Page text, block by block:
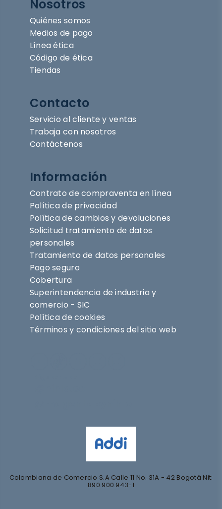
Nosotros
Quiénes somos
Medios de pago
Línea ética
Código de ética
Tiendas
Contacto
Servicio al cliente y ventas
Trabaja con nosotros
Contáctenos
Información
Contrato de compraventa en línea
Política de privacidad
Política de cambios y devoluciones
Solicitud tratamiento de datos
personales
Tratamiento de datos personales
Pago seguro
Cobertura
Superintendencia de industria y
comercio - SIC
Política de cookies
Términos y condiciones del sitio web
Colombiana de Comercio S.A Calle 11 No. 31A - 42 Bogotá Nit:
890.900.943-1